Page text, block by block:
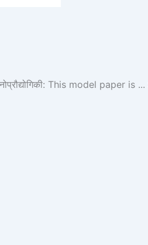
This model paper is ...